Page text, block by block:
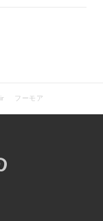
フーモア